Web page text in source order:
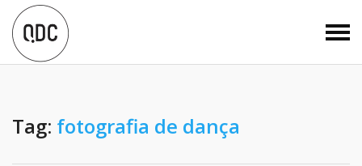
Tag: fotografia de dança